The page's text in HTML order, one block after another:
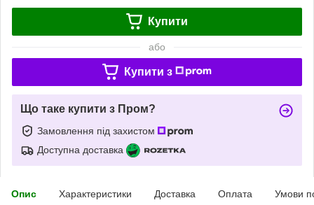
Купити
або
Купити з
Що таке купити з Пром?
Замовлення під захистом
Доступна доставка
Опис Характеристики Доставка Оплата Умови